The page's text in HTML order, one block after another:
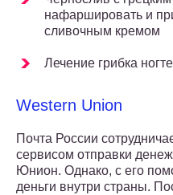
нафаршировать и
сливочным кремом
Лечение грибка
Western Union
Почта России
сервисом отправки
Юнион. Однако, с его
деньги внутри страны.